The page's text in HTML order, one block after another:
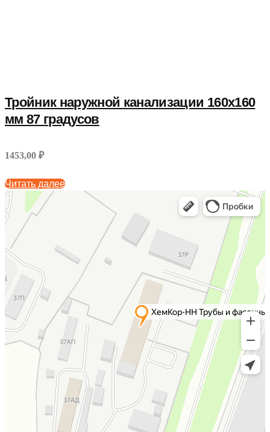
Тройник наружной канализации 160х160
мм 87 градусов
1453,00 ₽
Читать далее